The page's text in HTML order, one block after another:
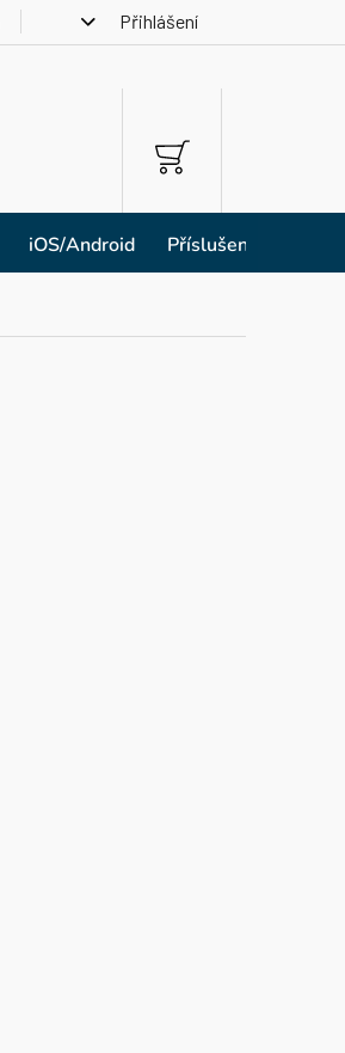
Přihlášení
NÁKUPNÍ
KOŠÍK
iOS/Android Příslušenství